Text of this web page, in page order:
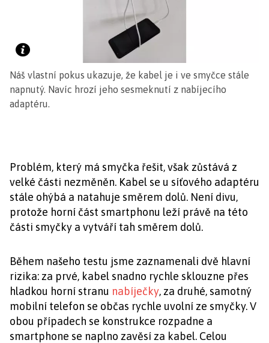
Náš vlastní pokus ukazuje, že kabel je i ve smyčce stále
napnutý. Navíc hrozí jeho sesmeknutí z nabíjecího
adaptéru.
Problém, který má smyčka řešit, však zůstává z
velké části nezměněn. Kabel se u síťového adaptéru
stále ohýbá a natahuje směrem dolů. Není divu,
protože horní část smartphonu leží právě na této
části smyčky a vytváří tah směrem dolů.
Během našeho testu jsme zaznamenali dvě hlavní
rizika: za prvé, kabel snadno rychle sklouzne přes
hladkou horní stranu nabíječky, za druhé, samotný
mobilní telefon se občas rychle uvolní ze smyčky. V
obou případech se konstrukce rozpadne a
smartphone se naplno zavěsí za kabel. Celou